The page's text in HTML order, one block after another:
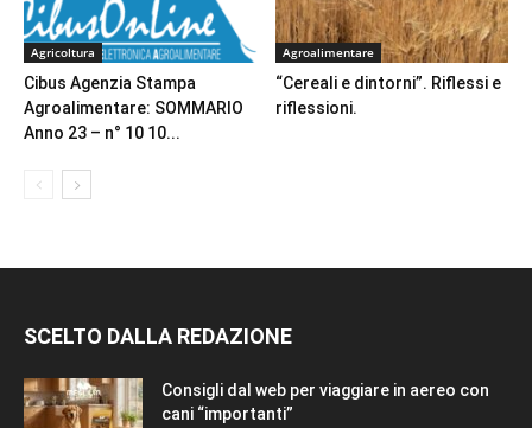
Agricoltura
Cibus Agenzia Stampa
Agroalimentare: SOMMARIO
Anno 23 – n° 10 10...
Agroalimentare
“Cereali e dintorni”. Riflessi e
riflessioni.
SCELTO DALLA REDAZIONE
Consigli dal web per viaggiare in aereo con
cani “importanti”